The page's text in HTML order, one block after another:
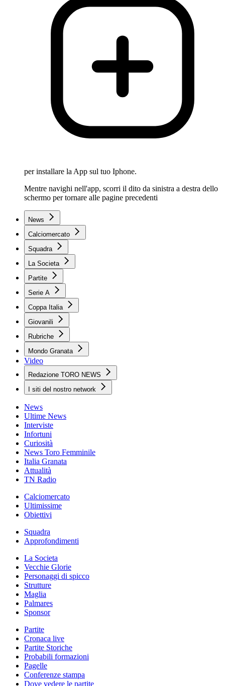
per installare la App sul tuo Iphone.
Mentre navighi nell'app, scorri il dito da sinistra a destra dello
schermo per tornare alle pagine precedenti
News
Calciomercato
Squadra
La Societa
Partite
Serie A
Coppa Italia
Giovanili
Rubriche
Mondo Granata
Video
Redazione TORO NEWS
I siti del nostro network
News
Ultime News
Interviste
Infortuni
Curiosità
News Toro Femminile
Italia Granata
Attualità
TN Radio
Calciomercato
Ultimissime
Obiettivi
Squadra
Approfondimenti
La Societa
Vecchie Glorie
Personaggi di spicco
Strutture
Maglia
Palmares
Sponsor
Partite
Cronaca live
Partite Storiche
Probabili formazioni
Pagelle
Conferenze stampa
Dove vedere le partite